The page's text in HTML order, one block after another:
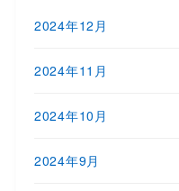
2024年12月
2024年11月
2024年10月
2024年9月